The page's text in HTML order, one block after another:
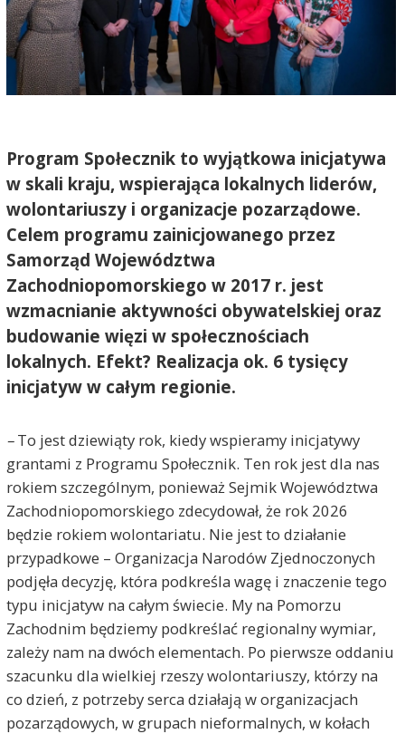
Program Społecznik to wyjątkowa inicjatywa
w skali kraju, wspierająca lokalnych liderów,
wolontariuszy i organizacje pozarządowe.
Celem programu zainicjowanego przez
Samorząd Województwa
Zachodniopomorskiego w 2017 r. jest
wzmacnianie aktywności obywatelskiej oraz
budowanie więzi w społecznościach
lokalnych. Efekt? Realizacja ok. 6 tysięcy
inicjatyw w całym regionie.
–To jest dziewiąty rok, kiedy wspieramy inicjatywy
grantami z Programu Społecznik. Ten rok jest dla nas
rokiem szczególnym, ponieważ Sejmik Województwa
Zachodniopomorskiego zdecydował, że rok 2026
będzie rokiem wolontariatu. Nie jest to działanie
przypadkowe – Organizacja Narodów Zjednoczonych
podjęła decyzję, która podkreśla wagę i znaczenie tego
typu inicjatyw na całym świecie. My na Pomorzu
Zachodnim będziemy podkreślać regionalny wymiar,
zależy nam na dwóch elementach. Po pierwsze oddaniu
szacunku dla wielkiej rzeszy wolontariuszy, którzy na
co dzień, z potrzeby serca działają w organizacjach
pozarządowych, w grupach nieformalnych, w kołach